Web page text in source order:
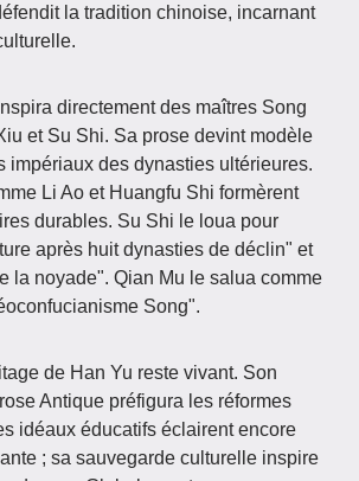
la tradition chinoise, incarnant
directement des maîtres Song
et Su Shi. Sa prose devint modèle
impériaux des dynasties ultérieures.
Li Ao et Huangfu Shi formèrent
durables. Su Shi le loua pour
après huit dynasties de déclin" et
la noyade". Qian Mu le salua comme
Song".
de Han Yu reste vivant. Son
Antique préfigura les réformes
idéaux éducatifs éclairent encore
; sa sauvegarde culturelle inspire